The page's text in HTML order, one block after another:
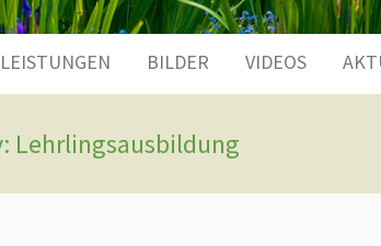
BILDER VIDEOS
Lehrlingsausbildung